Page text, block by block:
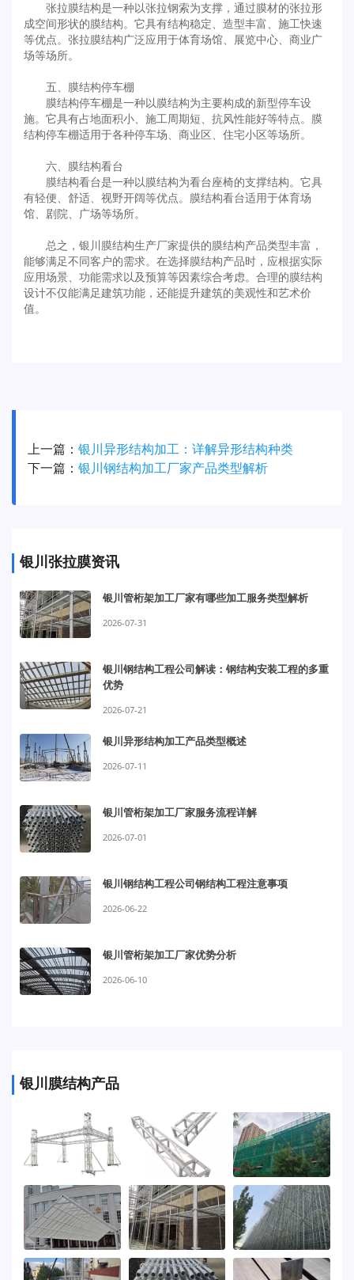
张拉膜结构是一种以张拉钢索为支撑，通过膜材的张拉形
成空间形状的膜结构。它具有结构稳定、造型丰富、施工快速
等优点。张拉膜结构广泛应用于体育场馆、展览中心、商业广
场等场所。
五、膜结构停车棚
膜结构停车棚是一种以膜结构为主要构成的新型停车设
施。它具有占地面积小、施工周期短、抗风性能好等特点。膜
结构停车棚适用于各种停车场、商业区、住宅小区等场所。
六、膜结构看台
膜结构看台是一种以膜结构为看台座椅的支撑结构。它具
有轻便、舒适、视野开阔等优点。膜结构看台适用于体育场
馆、剧院、广场等场所。
总之，银川膜结构生产厂家提供的膜结构产品类型丰富，
能够满足不同客户的需求。在选择膜结构产品时，应根据实际
应用场景、功能需求以及预算等因素综合考虑。合理的膜结构
设计不仅能满足建筑功能，还能提升建筑的美观性和艺术价
值。
上一篇： 银川异形结构加工：详解异形结构种类
下一篇： 银川钢结构加工厂家产品类型解析
银川张拉膜资讯
银川管桁架加工厂家有哪些加工服务类型解析
2026-07-31
银川钢结构工程公司解读：钢结构安装工程的多重
优势
2026-07-21
银川异形结构加工产品类型概述
2026-07-11
银川管桁架加工厂家服务流程详解
2026-07-01
银川钢结构工程公司钢结构工程注意事项
2026-06-22
银川管桁架加工厂家优势分析
2026-06-10
银川膜结构产品